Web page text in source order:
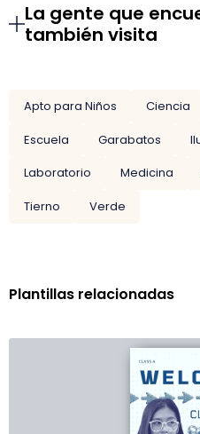
La gente que
también visita
Apto para Niños Ciencia
Escuela
Garabatos
Laboratorio
Medicina
Tierno
Verde
Plantillas relacionadas